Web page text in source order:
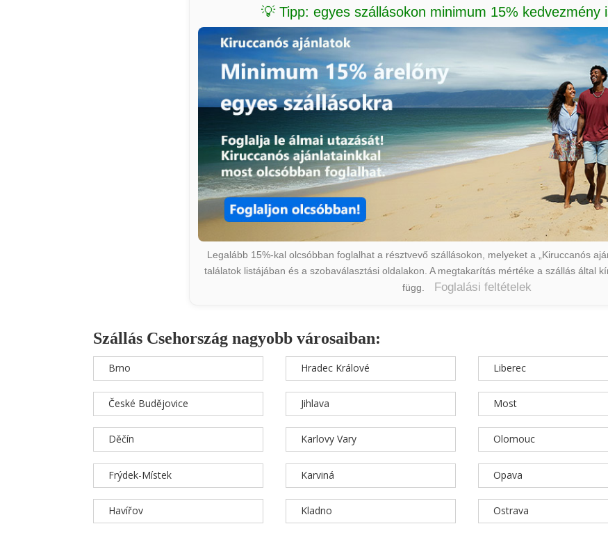
💡 Tipp: egyes szállásokon minimum 15% kedvezmény
Legalább 15%-kal olcsóbban foglalhat a résztvevő szállásokon, melyeket a „Kiruccanós
találatok listájában és a szobaválasztási oldalakon. A megtakarítás mértéke a szállás által
függ.
Foglalási feltételek
Szállás Csehország nagyobb városaiban:
Brno
České Budějovice
Děčín
Frýdek-Místek
Havířov
Hradec Králové
Jihlava
Karlovy Vary
Karviná
Kladno
Liberec
Most
Olomouc
Opava
Ostrava